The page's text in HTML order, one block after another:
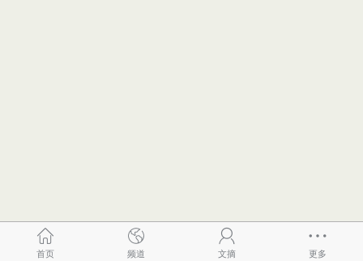
首页 频道 文摘 更多